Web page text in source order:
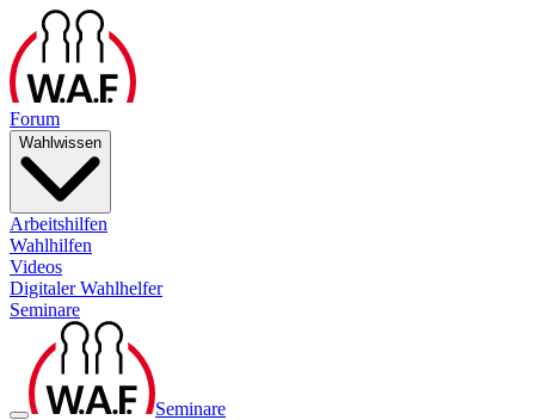
Forum
Wahlwissen
Arbeitshilfen
Wahlhilfen
Videos
Digitaler Wahlhelfer
Seminare
Seminare